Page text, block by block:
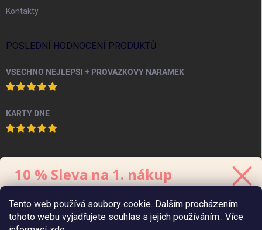
Tento web používá soubory cookie. Dalším procházením
tohoto webu vyjadřujete souhlas s jejich používáním.. Více
Kontakty
POSLEDNÍ HODNOCENÍ PRODUKTŮ
VŠECHNO NEJLEPŠÍ + PROVÁZKOVÝ NÁRAMEK
KARTY DNE
PINTEREST
10 % Sleva na 1. nákup
Kód platí 48 hodin, minimální hodnotaobjednávkyje 700 Kč.